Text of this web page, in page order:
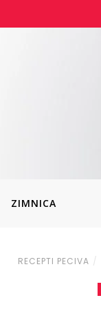
ZIMNICA
RECEPTI PECIVA